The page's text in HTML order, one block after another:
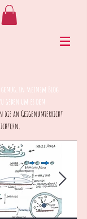
genug, in meinem Blog
geben um es den
die an Geigenunterricht